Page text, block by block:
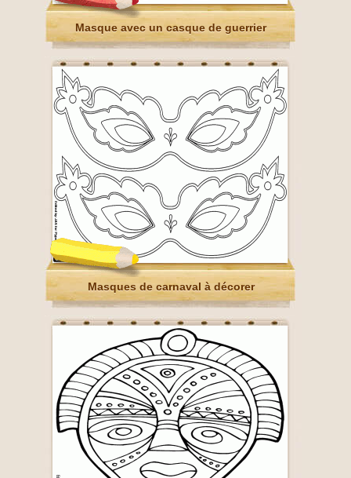
Masque avec un casque de guerrier
Masques de carnaval à décorer